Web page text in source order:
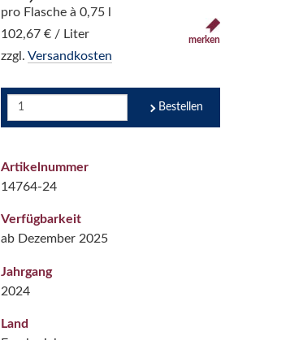
pro Flasche à 0,75 l
102,67 € / Liter
zzgl. Versandkosten
merken
Bestellen
Artikelnummer
14764-24
Verfügbarkeit
ab Dezember 2025
Jahrgang
2024
Land